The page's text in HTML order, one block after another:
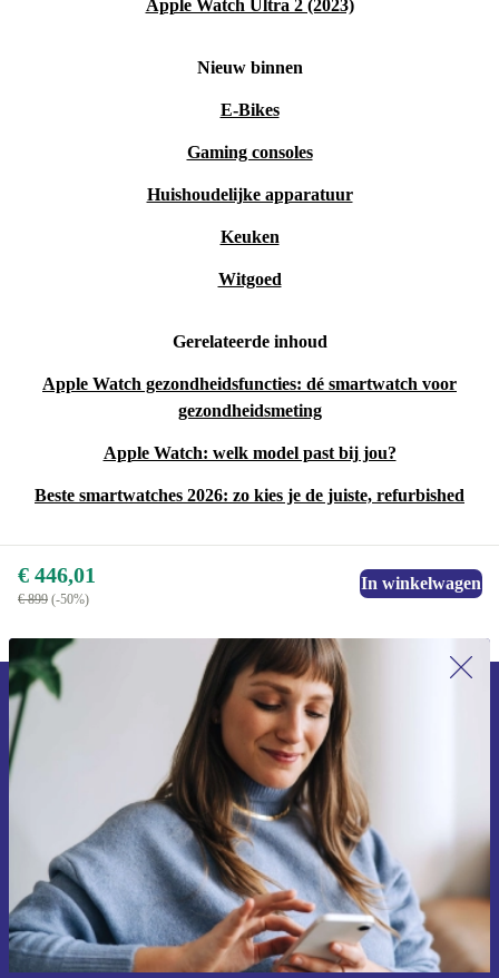
een smartwatch voor jou kan betekenen. Tijd om de
Apple Watch Ultra 2 (2023)
Nieuw binnen
E-Bikes
Gaming consoles
Huishoudelijke apparatuur
Keuken
Witgoed
Gerelateerde inhoud
Apple Watch gezondheidsfuncties: dé smartwatch voor
gezondheidsmeting
Apple Watch: welk model past bij jou?
Beste smartwatches 2026: zo kies je de juiste, refurbished
€ 446,01
€ 899 (-50%)
In winkelwagen
Meld je aan voor onze nieuwsbrief en
ontvang €15 korting!
Mis nooit meer een aanbieding.
Voucher aanvragen
Informatie over het gebruik van persoonsgegevens vind je in ons
privacybeleid.